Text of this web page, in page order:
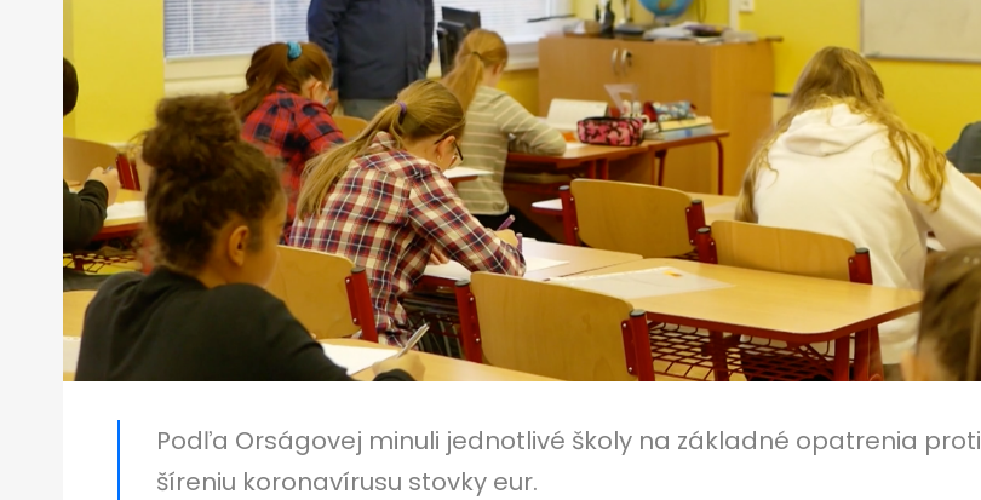
Podľa Orságovej minuli jednotlivé školy na základné opatrenia proti
šíreniu koronavírusu stovky eur.